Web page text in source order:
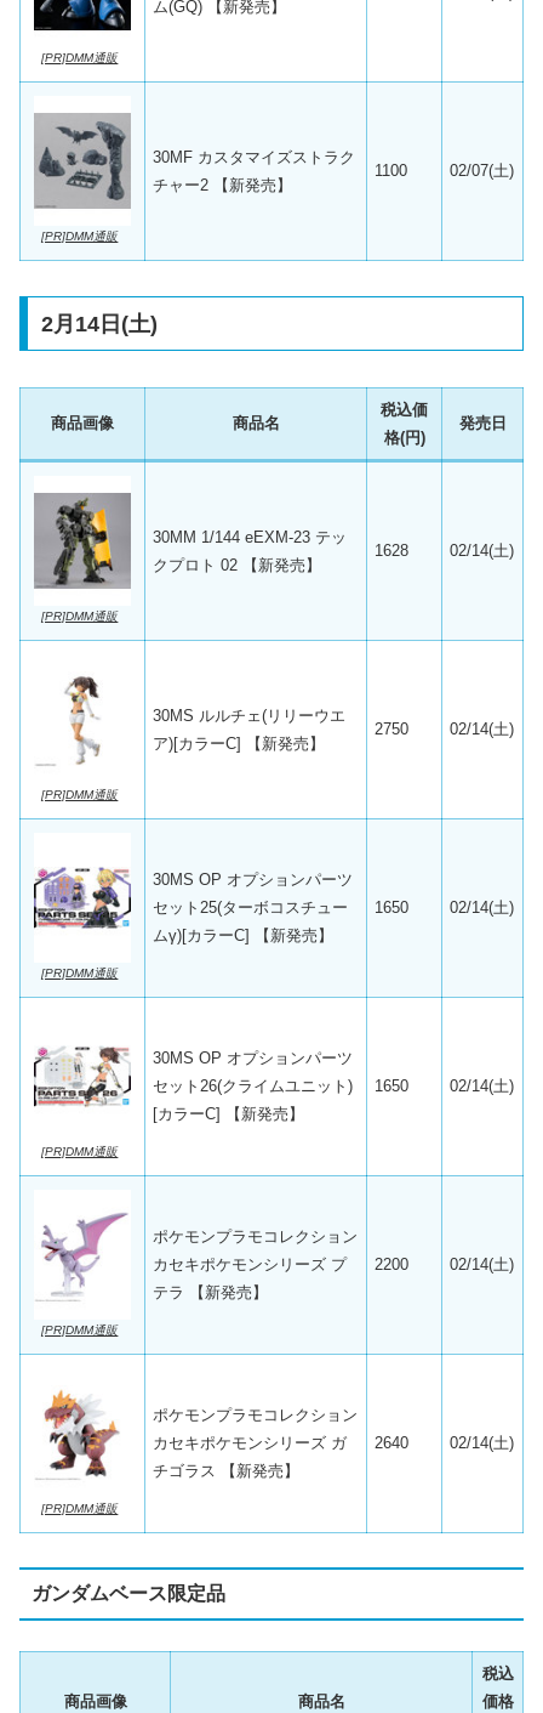
[PR]DMM通販
ム(GQ) 【新発売】
[PR]DMM通販
30MF カスタマイズストラク
チャー2 【新発売】
1100 02/07(土)
2月14日(土)
商品画像 商品名
税込価
格(円)
発売日
[PR]DMM通販
30MM 1/144 eEXM-23 テッ
クプロト 02 【新発売】
1628 02/14(土)
[PR]DMM通販
30MS ルルチェ(リリーウエ
ア)[カラーC] 【新発売】
2750 02/14(土)
[PR]DMM通販
30MS OP オプションパーツ
セット25(ターボコスチュー
ムγ)[カラーC] 【新発売】
1650 02/14(土)
[PR]DMM通販
30MS OP オプションパーツ
セット26(クライムユニット)
[カラーC] 【新発売】
1650 02/14(土)
[PR]DMM通販
ポケモンプラモコレクション
カセキポケモンシリーズ プ
テラ 【新発売】
2200 02/14(土)
[PR]DMM通販
ポケモンプラモコレクション
カセキポケモンシリーズ ガ
チゴラス 【新発売】
2640 02/14(土)
ガンダムベース限定品
商品画像 商品名
税込
価格